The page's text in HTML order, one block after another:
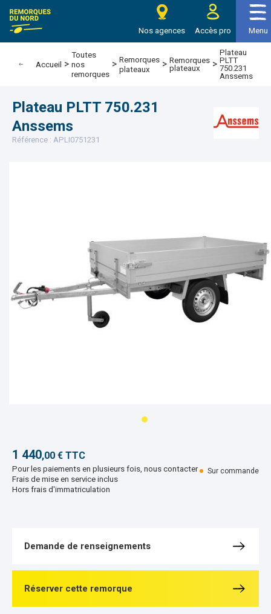
Remorques du nord
Nos agences Accès pro Menu
Accueil >
Toutes
nos
remorques
>Remorques
plateaux
>Remorques
plateaux
>
Plateau
PLTT
750.231
Anssems
1 440,00 € TTC
Pour les paiements en plusieurs fois, nous contacter
Frais de mise en service inclus
Hors frais d'immatriculation
Sur commande
Plateau PLTT 750.231
Anssems
Référence : APLI0751231
Demande de renseignements
Réserver cette remorque